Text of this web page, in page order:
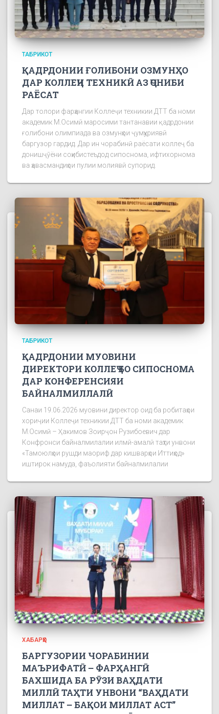
ТАБРИКОТ
ҚАДРДОНИИ ҒОЛИБОНИ ОЗМУНҲО
ДАР КОЛЛЕҶИ ТЕХНИКӢ АЗ ҶОНИБИ
РАЁСАТ
Дар толори фарҳангии Коллеҷи техникии ДТТ ба номи
академик М.Осимӣ маросими тантанавии қадрдонии
ғолибони олимпиада ва озмунҳои ҷумҳуриявӣ
баргузор гардид. Дар ин чорабинӣ раёсати коллеҷ ба
донишҷӯёни соҳибистеъдод сипоснома, ифтихорнома
ва ҳавасмандиҳои пулии молиявӣ супорид.
ТАБРИКОТ
ҚАДРДОНИИ МУОВИНИ
ДИРЕКТОРИ КОЛЛЕҶ БО СИПОСНОМА
ДАР КОНФЕРЕНСИЯИ
БАЙНАЛМИЛЛАЛӢ
Санаи 19.06.2026 муовини директор оид ба робитаҳои
хориҷии Коллеҷи техникии ДТТ ба номи академик
М.Осимӣ – Ҳакимов Зоирҷон Рузибоевич дар
Конфронси байналмилалии илмӣ-амалӣ таҳти унвони
«Тамоюлҳои рушди маориф дар кишварҳои Иттиҳод»
иштирок намуда, фаъолияти байналмилалии
ХАБАРҲО
БАРГУЗОРИИ ЧОРАБИНИИ
МАЪРИФАТӢ – ФАРҲАНГӢ
БАХШИДА БА РӮЗИ ВАҲДАТИ
МИЛЛӢ ТАҲТИ УНВОНИ “ВАҲДАТИ
МИЛЛАТ – БАҚОИ МИЛЛАТ АСТ”